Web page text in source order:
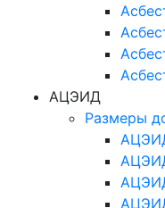
АЦЭИД
Размеры